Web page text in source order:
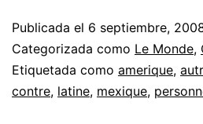
Publicada el 6 septiembre,
Categorizada como Le Monde,
Etiquetada como amerique,
contre, latine, mexique,